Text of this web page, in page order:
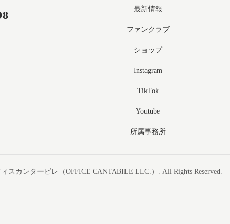
最新情報
ファンクラブ
ショップ
Instagram
TikTok
Youtube
所属事務所
スカンタービレ（OFFICE CANTABILE LLC.） . All Rights Reserved.